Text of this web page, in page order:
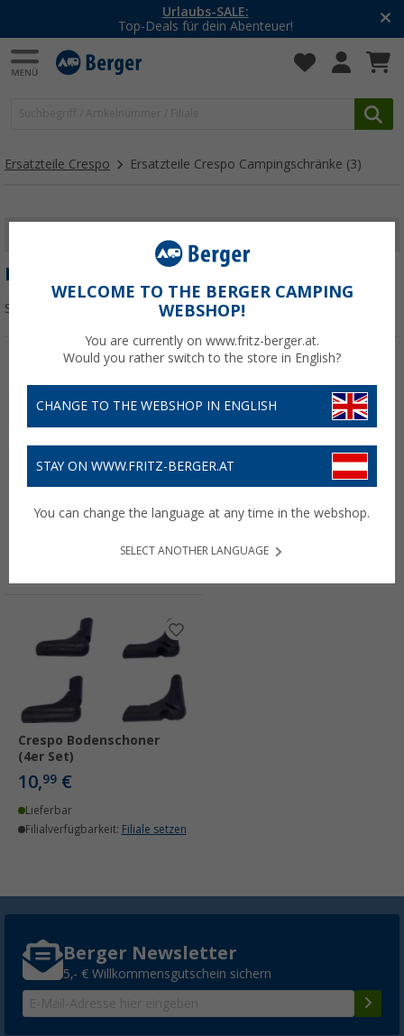
Urlaubs-SALE:
Top-Deals für dein Abenteuer!
Ersatzteile Crespo Ersatzteile Crespo Campingschränke (3)
ERSATZTEILE CRESPO CAMPINGSCHRÄNKE
Sortieren:
14,99 €
Crespo Ersatzbezug zu
14,99€
Lieferbar
Crespo Bodenschoner
(4er Set)
10,99 €
Lieferbar
Filialverfügbarkeit: Filiale setzen
Berger Newsletter
5,- € Willkommensgutschein sichern
WELCOME TO THE BERGER CAMPING
WEBSHOP!
You are currently on www.fritz-berger.at.
Would you rather switch to the store in English?
CHANGE TO THE WEBSHOP IN ENGLISH
STAY ON WWW.FRITZ-BERGER.AT
You can change the language at any time in the webshop.
SELECT ANOTHER LANGUAGE